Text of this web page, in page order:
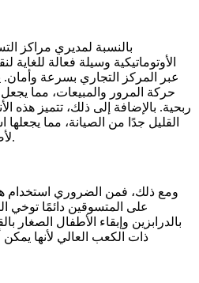
بالنسبة لمديري مراكز
الأوتوماتيكية وسيلة فعالة
عبر المركز التجاري بسرعة
حركة المرور والمبيعات، مما
ربحية. بالإضافة إلى ذلك، تتميز هذه
القليل جدًا من الصيانة، مما
لأصحاب ومديري مراكز التسوق.
ومع ذلك، فمن الضروري استخدام
على المتسوقين دائمًا توخي
بالدرابزين وإبقاء الأطفال الصغار
ذات الكعب العالي لأنها